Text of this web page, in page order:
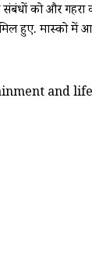
को और गहरा
हुए. मास्को
and